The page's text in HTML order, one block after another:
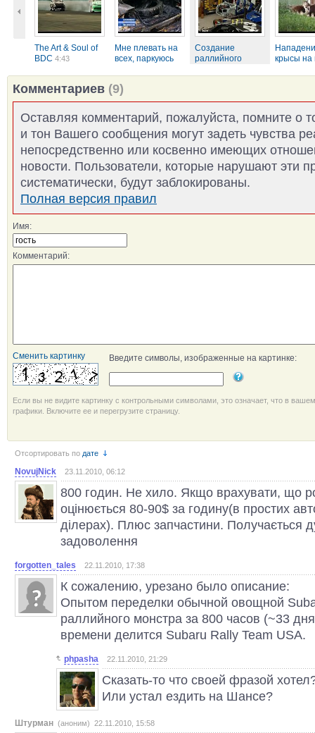
The Art & Soul of
BDC 4:43
Мне плевать на
всех, паркуюсь
Создание
раллийного
крысы на
Комментариев (9)
Оставляя комментарий, пожалуйста, помните о
и тон Вашего сообщения могут задеть чувства
непосредственно или косвенно имеющих
новости. Пользователи, которые нарушают эти
систематически, будут заблокированы.
Полная версия правил
Имя:
Комментарий:
Сменить картинку Введите символы, изображенные на картинке:
Если вы не видите картинку с контрольными символами, это означает, что в
графики. Включите ее и перегрузите страницу.
Отсортировать по дате
NovujNick 23.11.2010, 06:12
800 годин. Не хило. Якщо врахувати, що
оцінюється 80-90$ за годину(в простих
ділерах). Плюс запчастини. Получається
задоволення
forgotten_tales 22.11.2010, 17:38
К сожалению, урезано было описание:
Опытом переделки обычной овощной
раллийного монстра за 800 часов (~33
времени делится Subaru Rally Team USA.
phpasha 22.11.2010, 21:29
Сказать-то что своей фразой
Или устал ездить на Шансе?
Штурман (аноним) 22.11.2010, 15:58